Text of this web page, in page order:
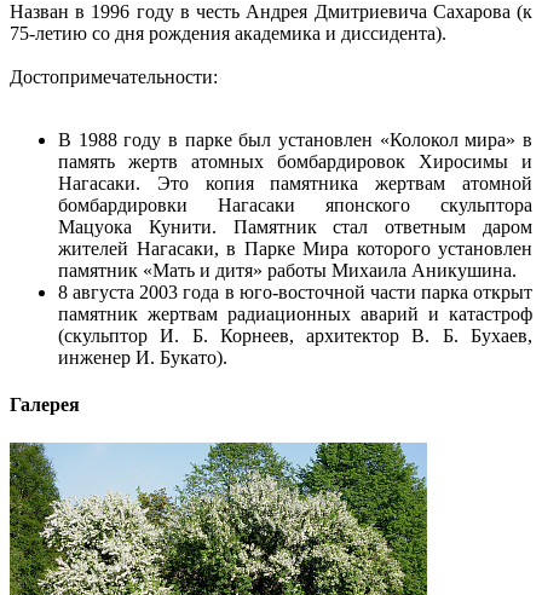
Назван в 1996 году в честь Андрея Дмитриевича Сахарова (к
75-летию со дня рождения академика и диссидента).
Достопримечательности:
В 1988 году в парке был установлен «Колокол мира» в
память жертв атомных бомбардировок Хиросимы и
Нагасаки. Это копия памятника жертвам атомной
бомбардировки Нагасаки японского скульптора
Мацуока Кунити. Памятник стал ответным даром
жителей Нагасаки, в Парке Мира которого установлен
памятник «Мать и дитя» работы Михаила Аникушина.
8 августа 2003 года в юго-восточной части парка открыт
памятник жертвам радиационных аварий и катастроф
(скульптор И. Б. Корнеев, архитектор В. Б. Бухаев,
инженер И. Букато).
Галерея